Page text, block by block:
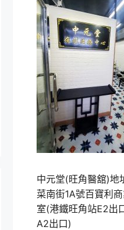
中元堂(旺角醫舘)地
菜南街1A號百寶利
室(港鐵旺角站E2出
A2出口)